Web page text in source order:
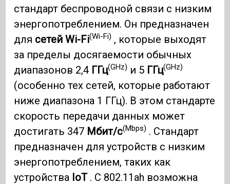
стандарт беспроводной связи с низким
энергопотреблением. Он предназначен
для сетей Wi-Fi(Wi-Fi) , которые выходят
за пределы досягаемости обычных
диапазонов 2,4 ГГц(GHz) и 5 ГГц(GHz)
(особенно тех сетей, которые работают
ниже диапазона 1 ГГц). В этом стандарте
скорость передачи данных может
достигать 347 Мбит/с(Mbps) . Стандарт
предназначен для устройств с низким
энергопотреблением, таких как
устройства IoT. С 802.11ah возможна